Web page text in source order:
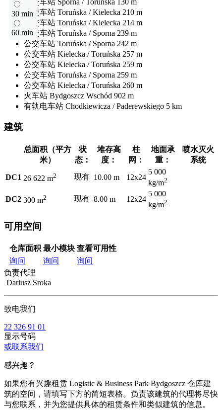
30 min
60 min
公交车站 Toruńska / Kielecka 210 m
公交车站 Toruńska / Kielecka 214 m
公交车站 Toruńska / Sporna 239 m
公交车站 Toruńska / Sporna 242 m
公交车站 Kielecka / Toruńska 257 m
公交车站 Kielecka / Toruńska 259 m
公交车站 Toruńska / Sporna 259 m
公交车站 Kielecka / Toruńska 260 m
火车站 Bydgoszcz Wschód 902 m
有轨电车站 Chodkiewicza / Paderewskiego 5 km
建筑
总面积（平方
米）
状
态：
堆存高
度：
柱
网：
地面承
重：
喷水灭火
系统
DC1 26 622 m2 现有 10.00 m 12x24
5 000
kg/m2
DC2 300 m2 现有 8.00 m 12x24
5 000
kg/m2
可用空间
仓库面积 最小模块 查看可用性
询问
询问
询问
负责代理
Dariusz Sroka
致电我们
22 326 91 01
显示号码
或联系我们
感兴趣？
如果您有兴趣租赁 Logistic & Business Park Bydgoszcz 仓库建
筑的空间，请填写下方的简短表格。负责该建筑的代理将尽快
与您联系，并为您提供具体的租赁条件和类似建筑的信息。